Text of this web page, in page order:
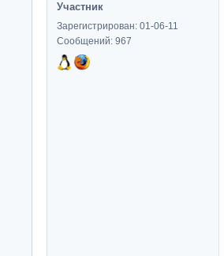
Участник
Зарегистрирован: 01-06-11
Сообщений: 967